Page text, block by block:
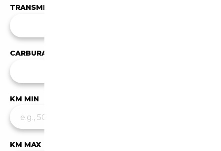
TRANSMISSION
CARBURANT
KM MIN
KM MAX